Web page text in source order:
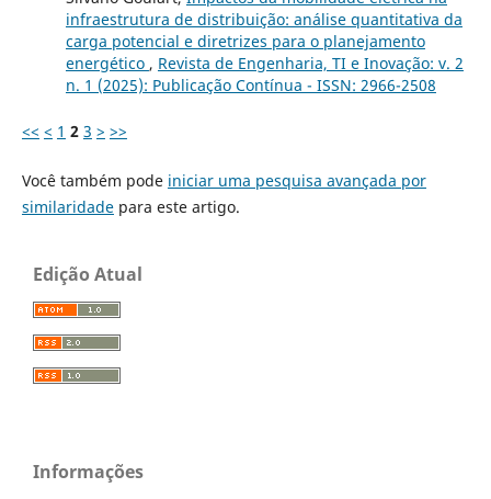
infraestrutura de distribuição: análise quantitativa da
carga potencial e diretrizes para o planejamento
energético , Revista de Engenharia, TI e Inovação: v. 2
n. 1 (2025): Publicação Contínua - ISSN: 2966-2508
<< < 1 2 3 > >>
Você também pode iniciar uma pesquisa avançada por
similaridadepara este artigo.
Edição Atual
Informações